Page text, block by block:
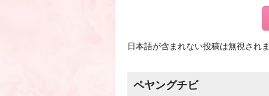
日本語が含まれない投稿は無視され
ペヤングチビ